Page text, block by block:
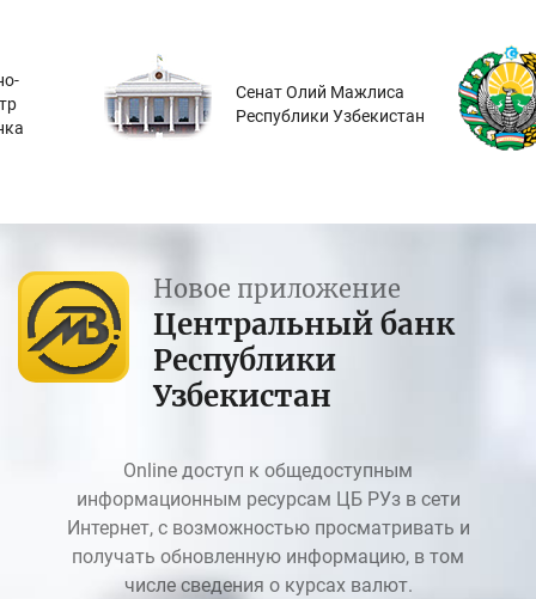
Сенат Олий Мажлиса
Республики Узбекистан
Новое приложение
Центральный банк
Республики
Узбекистан
Online доступ к общедоступным
информационным ресурсам ЦБ РУз в сети
Интернет, с возможностью просматривать и
получать обновленную информацию, в том
числе сведения о курсах валют.